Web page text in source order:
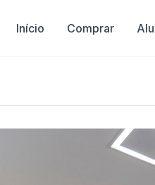
Início Comprar